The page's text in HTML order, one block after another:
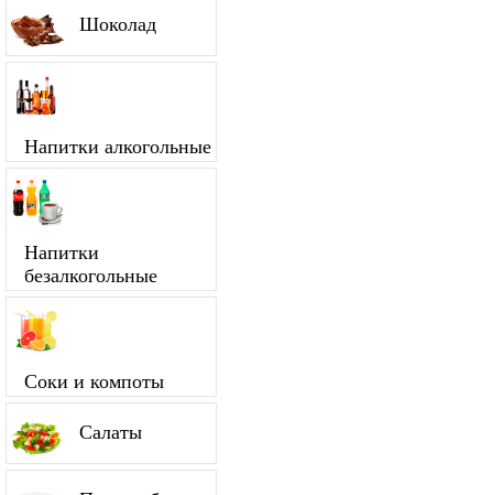
Шоколад
Напитки алкогольные
Напитки
безалкогольные
Соки и компоты
Салаты